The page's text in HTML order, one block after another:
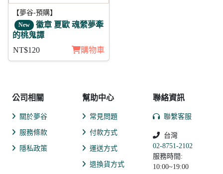
【夢谷-預購】
New 徽章 夏歐 魂縈夢牽
的桃鬼譚
NT$120
購物車
公司相關
關於夢谷
服務條款
隱私政策
幫助中心
常見問題
付款方式
運送方式
退換貨方式
聯絡資訊
聯繫客服
台灣
02-8751-2102
服務時間:
10:00~19:00